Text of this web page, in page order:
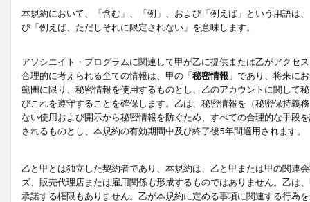
本規約において、「含む」、「例」、および「例えば」という用語は
び「例えば、ただしそれに限定されない」を意味します。
アソシエイト・プログラムに関連して甲が乙に提供または乙がアクセ
合理的に考えられる全ての情報は、甲の「秘密情報 」であり、将来に
範囲に限り、秘密情報を使用するものとし、乙のアカウントに関して
びこれを遵守することを確保します。乙は、秘密情報を（秘密保持義
ない使用および開示から秘密情報を防ぐため、すべての合理的な手段
されるものとし、本規約の有効期間中及び終了後5年間適用されます。
乙と甲とは独立した契約者であり、本規約は、乙と甲または甲の関連
ズ、販売代理店または雇用関係も形成するものではありません。乙は
承諾する権限もありません。乙が本規約に定める事項に関連する行為